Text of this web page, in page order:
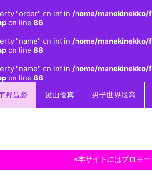
"order" on int in /home/
on line 86
"name" on int in /home/
on line 88
"name" on int in /home/
on line 88
野昌磨 鍵山優真 男子世界最高
※本サイトにはプロモ